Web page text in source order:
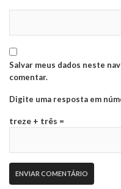
Salvar meus dados neste
comentar.
Digite uma resposta em
treze + três =